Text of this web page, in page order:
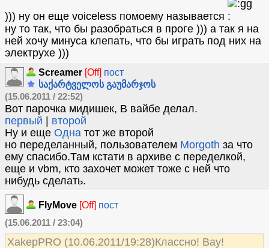
))) ну он еще voiceless помоему называется
ну то так, что бы разобраться в проге ))) а так я на
ней хочу минуса клепать, что бы играть под них на
электрухе )))
Screamer [Off] пост
საქარტველოს გაუმარჯოს
(15.06.2011 / 22:52)
Вот парочка мидишек, В вайбе делал.
первый
второй
Ну и еще Одна тот же второй
но переделанный, пользователем Morgoth за что
ему спасибо.Там кстати в архиве с переделкой,
еще и vbm, кто захочет может тоже с ней что
нибудь сделать.
FlyMove [Off] пост
(15.06.2011 / 23:04)
XakepPRO (10.06.2011/19:28)Классно! Вау!